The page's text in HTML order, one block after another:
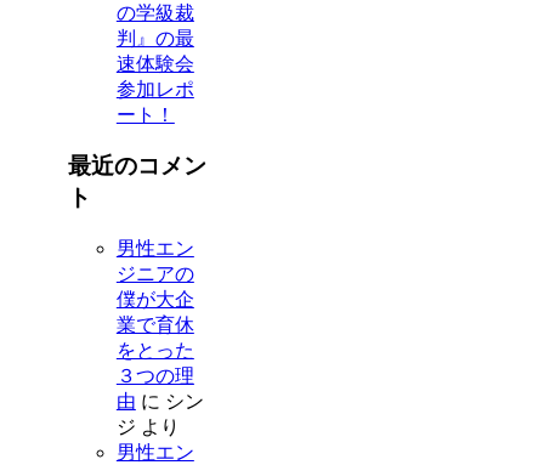
の学級裁
判』の最
速体験会
参加レポ
ート！
最近のコメン
ト
男性エン
ジニアの
僕が大企
業で育休
をとった
３つの理
由 に シン
ジ より
男性エン